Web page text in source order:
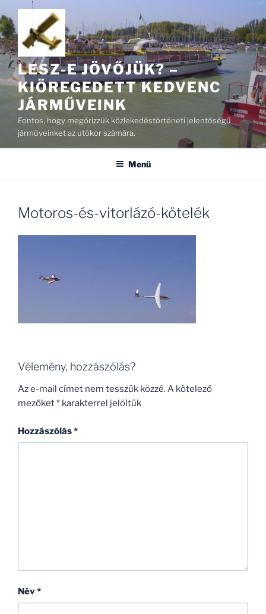
Tartalomhoz
LESZ-E JÖVŐJÜK? –
KIÖREGEDETT KEDVENC
JÁRMŰVEINK
Fontos, hogy megőrizzük közlekedéstörténeti jelentőségű
járműveinket az utókor számára.
Menü
Motoros-és-vitorlázó-kötelék
Vélemény, hozzászólás?
Az e-mail címet nem tesszük közzé.A kötelező
mezőket* karakterrel jelöltük
Hozzászólás*
Név*